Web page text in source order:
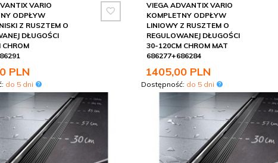
VARIO
ODPŁYW
Z RUSZTEM O
DŁUGOŚCI
PLN
do 5 dni
VIEGA ADVANTIX VARIO
KOMPLETNY ODPŁYW
LINIOWY Z RUSZTEM O
REGULOWANEJ DŁUGOŚCI
30-120CM CHROM MAT
686277+686284
1405,00 PLN
Dostępność: do 5 dni